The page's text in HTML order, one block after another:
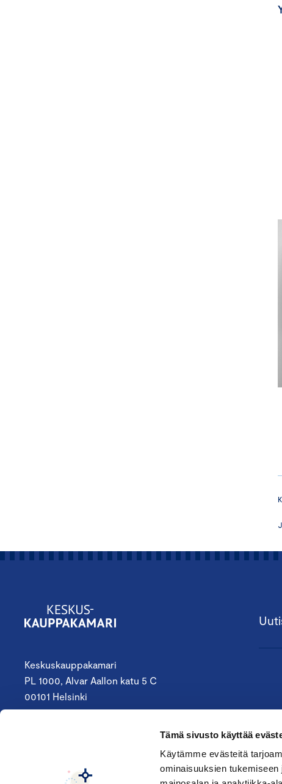
Tämä sivusto käyttää
Käytämme evästeitä
ominaisuuksien
Keskuskauppakamari
PL 1000, Alvar Aallon katu 5 C
00101 Helsinki
keskuskauppakamari@chamber.fi
Seuraa meitä: